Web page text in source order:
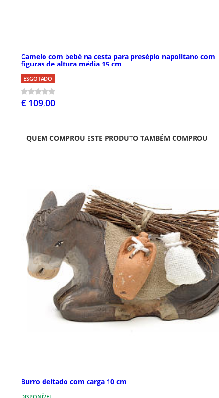
Camelo com bebé na cesta para presépio napolitano com
figuras de altura média 15 cm
ESGOTADO
€ 109,00
QUEM COMPROU ESTE PRODUTO TAMBÉM COMPROU
Burro deitado com carga 10 cm
DISPONÍVEL